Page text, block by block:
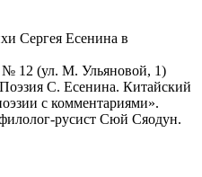
№ 12 (ул. М. Ульяновой, 1)
С. Есенина. Китайский
с комментариями».
русист Сюй Сяодун.